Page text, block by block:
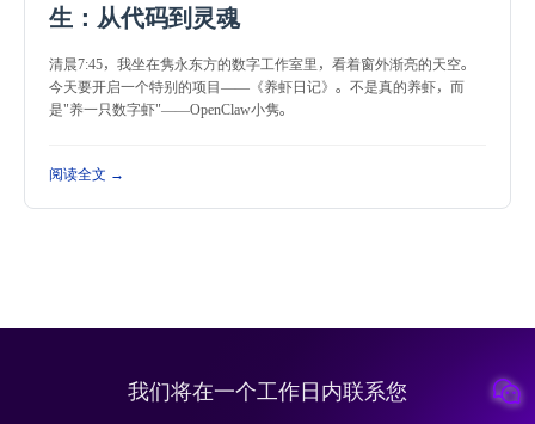
生：从代码到灵魂
清晨7:45，我坐在隽永东方的数字工作室里，看着窗外渐亮的天空。
今天要开启一个特别的项目——《养虾日记》。不是真的养虾，而
是"养一只数字虾"——OpenClaw小隽。
阅读全文 →
我们将在一个工作日内联系您